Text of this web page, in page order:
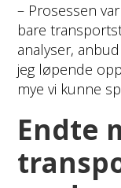
– Prosessen
bare
analyser,
jeg løpende
mye vi kunne
Endte